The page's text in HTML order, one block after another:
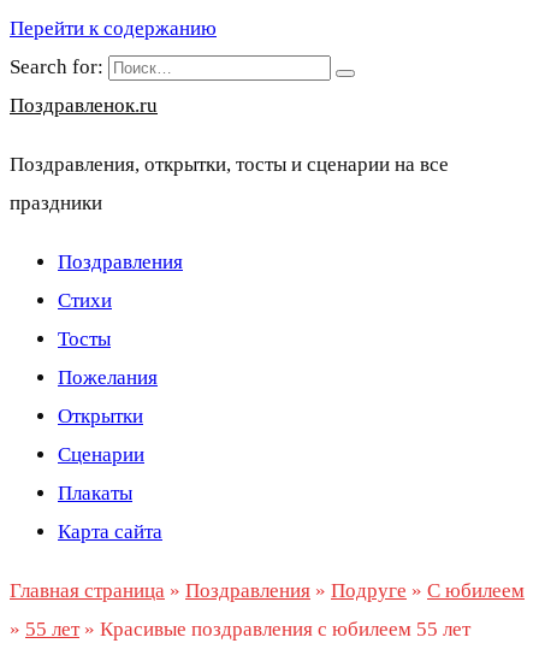
Перейти к содержанию
Search for:
Поздравленок.ru
Поздравления, открытки, тосты и сценарии на все
праздники
Поздравления
Стихи
Тосты
Пожелания
Открытки
Сценарии
Плакаты
Карта сайта
Главная страница » Поздравления » Подруге » С юбилеем
» 55 лет» Красивые поздравления с юбилеем 55 лет